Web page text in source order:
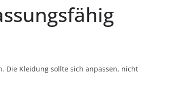
Die Kleidung sollte sich anpassen, nicht